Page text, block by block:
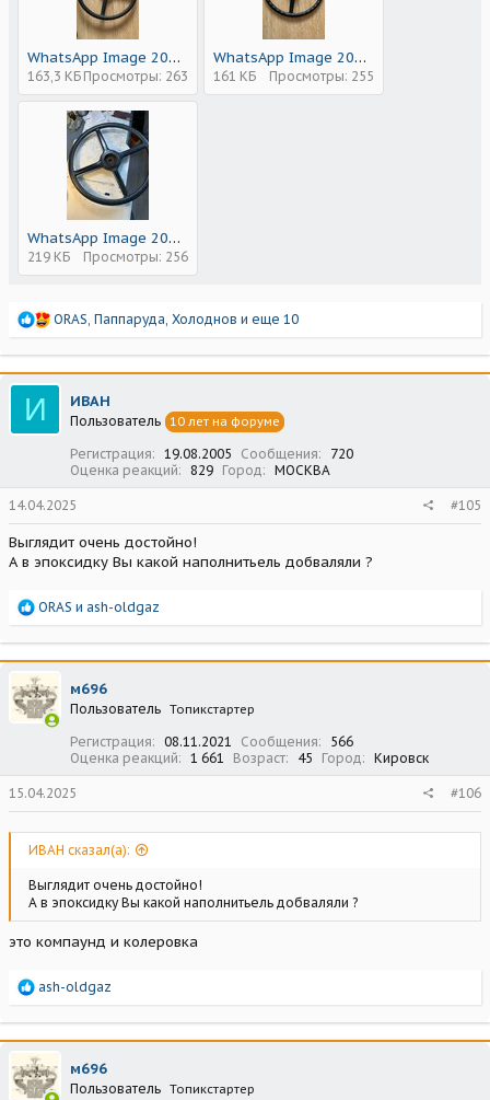
WhatsApp Image 2025-04-14 at 21.25.32 (2).jpeg
163,3 КБ Просмотры: 263
WhatsApp Image 2025-04-14 at 21.25.32 (1).jpeg
161 КБ Просмотры: 255
WhatsApp Image 2025-04-14 at 21.25.32.jpeg
219 КБ Просмотры: 256
Р
а
к
ц
ORAS, Паппаруда, Холоднов и еще 10
И ИВАН
Пользователь 10 лет на форуме
Регистрация 19.08.2005 Сообщения
720
Оценка реакций
829 Город МОСКВА
14.04.2025 #105
Выглядит очень достойно!
А в эпоксидку Вы какой наполнитьель добваляли ?
Р
а
к
ц
и
и
ORAS и ash-oldgaz
м696
Пользователь Топикстартер
Регистрация 08.11.2021 Сообщения
566
Оценка реакций
1 661 Возраст 45 Город Кировск
15.04.2025 #106
ИВАН сказал(а):
Выглядит очень достойно!
А в эпоксидку Вы какой наполнитьель добваляли ?
это компаунд и колеровка
Р
а
к
ц
и
и
ash-oldgaz
м696
Пользователь Топикстартер